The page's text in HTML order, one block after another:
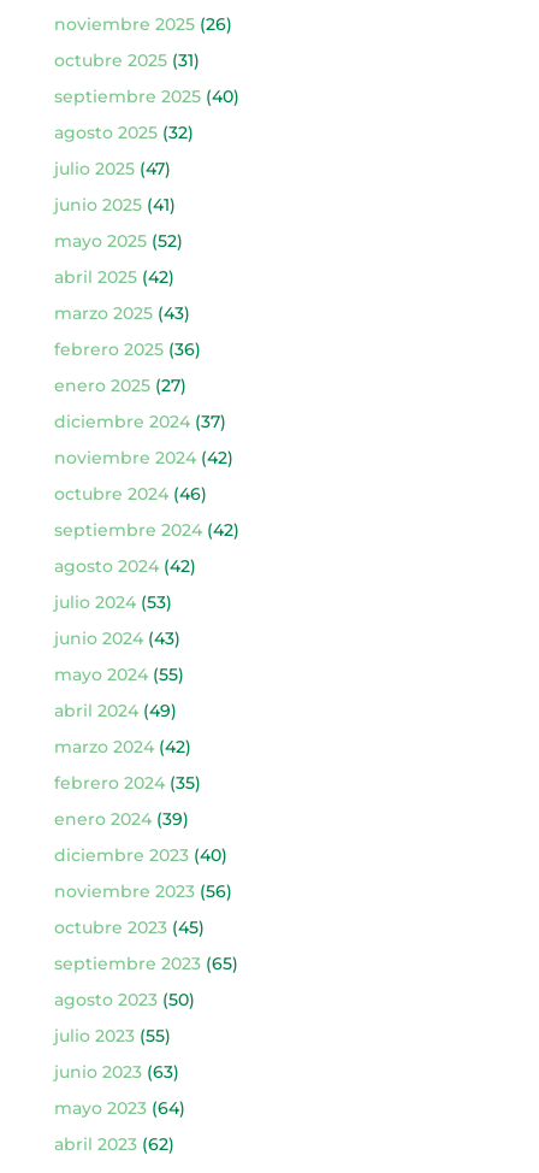
noviembre 2025(26)
octubre 2025(31)
septiembre 2025(40)
agosto 2025(32)
julio 2025(47)
junio 2025(41)
mayo 2025(52)
abril 2025(42)
marzo 2025(43)
febrero 2025(36)
enero 2025(27)
diciembre 2024(37)
noviembre 2024(42)
octubre 2024(46)
septiembre 2024(42)
agosto 2024(42)
julio 2024(53)
junio 2024(43)
mayo 2024(55)
abril 2024(49)
marzo 2024(42)
febrero 2024(35)
enero 2024(39)
diciembre 2023(40)
noviembre 2023(56)
octubre 2023(45)
septiembre 2023(65)
agosto 2023(50)
julio 2023(55)
junio 2023(63)
mayo 2023(64)
abril 2023(62)